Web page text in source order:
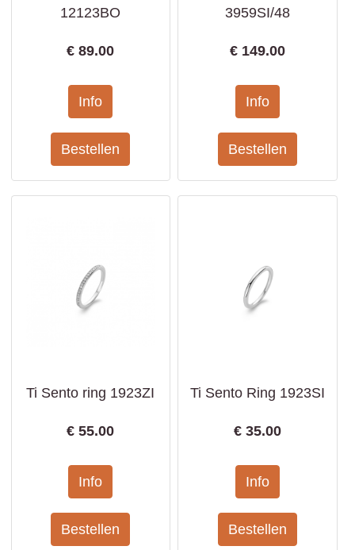
12123BO
€89.00
3959SI/48
€ 149.00
Ti Sento ring 1923ZI
€55.00
Ti Sento Ring 1923SI
€ 35.00